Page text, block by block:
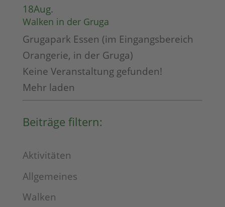
18Aug.
Walken in der Gruga
Grugapark Essen (im Eingangsbereich
Orangerie, in der Gruga)
Keine Veranstaltung gefunden!
Mehr laden
Beiträge filtern:
Aktivitäten
Allgemeines
Walken